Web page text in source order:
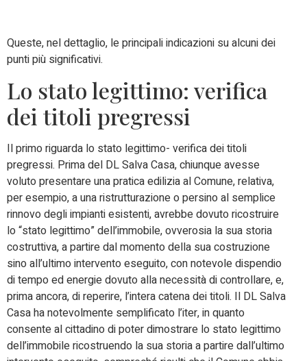
Queste, nel dettaglio, le principali indicazioni su alcuni dei
punti più significativi.
Lo stato legittimo: verifica
dei titoli pregressi
Il primo riguarda lo stato legittimo- verifica dei titoli
pregressi. Prima del DL Salva Casa, chiunque avesse
voluto presentare una pratica edilizia al Comune, relativa,
per esempio, a una ristrutturazione o persino al semplice
rinnovo degli impianti esistenti, avrebbe dovuto ricostruire
lo “stato legittimo” dell’immobile, ovverosia la sua storia
costruttiva, a partire dal momento della sua costruzione
sino all’ultimo intervento eseguito, con notevole dispendio
di tempo ed energie dovuto alla necessità di controllare, e,
prima ancora, di reperire, l’intera catena dei titoli. Il DL Salva
Casa ha notevolmente semplificato l’iter, in quanto
consente al cittadino di poter dimostrare lo stato legittimo
dell’immobile ricostruendo la sua storia a partire dall’ultimo